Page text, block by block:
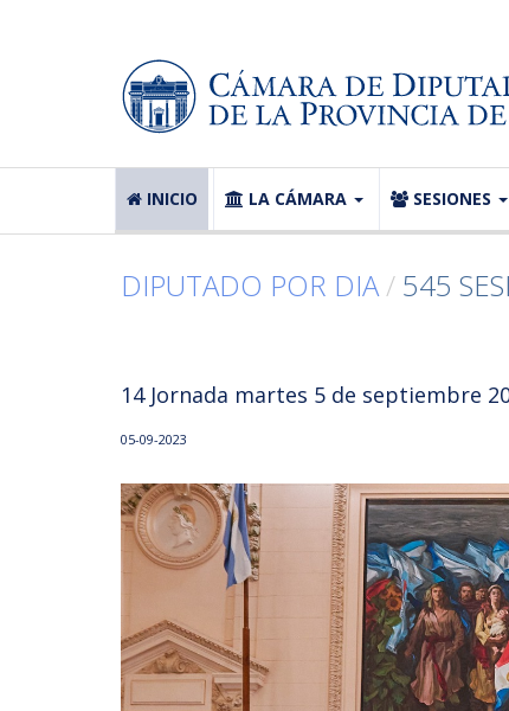
INICIO LA CÁMARA SESIONES
DIPUTADO POR DIA/ 545
14 Jornada martes 5 de septiembre
05-09-2023